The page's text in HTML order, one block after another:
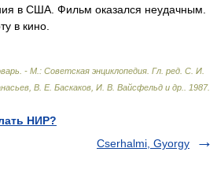
в США. Фильм оказался неудачным.
в кино.
- М.: Советская энциклопедия Гл. ред. С. И.
В. Е. Баскаков, И. В. Вайсфельд и др.
1987.
НИР?
Cserhalmi, Gyorgy